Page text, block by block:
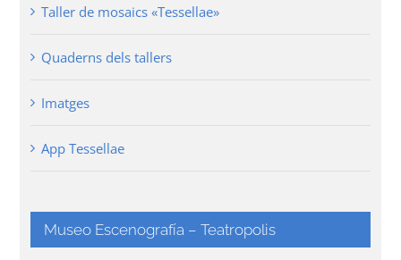
Taller de mosaics «Tessellae»
Quaderns dels tallers
Imatges
App Tessellae
Museo Escenografía – Teatropolis